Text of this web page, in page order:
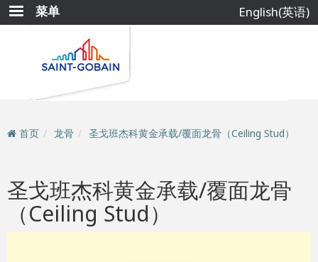
跳
转
菜单 English(英语)
首页 龙骨 圣戈班杰科黄金承载/覆面龙骨（Ceiling Stud）
圣戈班杰科黄金承载/覆面龙骨
（Ceiling Stud）